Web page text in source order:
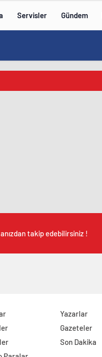
Servisler Gündem
takip edebilirsiniz !
Yazarlar
Gazeteler
Son Dakika